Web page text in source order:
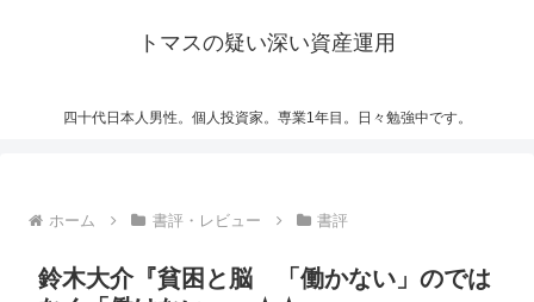
トマスの疑い深い資産運用
四十代日本人男性。個人投資家。専業1年目。日々勉強中です。
ホーム 書評・レビュー 書評
鈴木大介『貧困と脳 「働かない」のでは